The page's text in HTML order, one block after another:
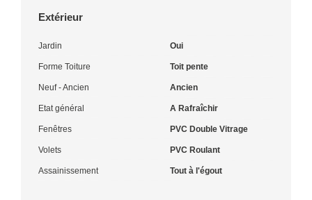
Extérieur
Jardin Oui
Forme Toiture Toit pente
Neuf - Ancien Ancien
Etat général A Rafraîchir
Fenêtres PVC Double Vitrage
Volets PVC Roulant
Assainissement Tout à l'égout